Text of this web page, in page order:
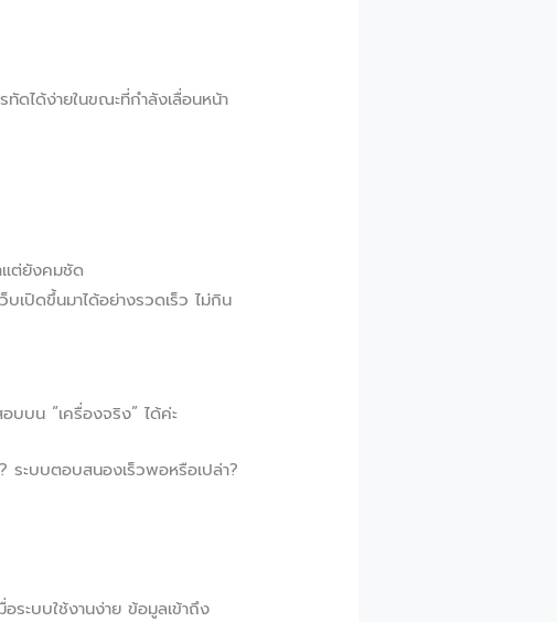
ทัดได้ง่ายในขณะที่กำลังเลื่อนหน้า
แต่ยังคมชัด
บเปิดขึ้นมาได้อย่างรวดเร็ว ไม่กิน
บบน “เครื่องจริง” ได้ค่ะ
ระบบตอบสนองเร็วพอหรือเปล่า?
ระบบใช้งานง่าย ข้อมูลเข้าถึง